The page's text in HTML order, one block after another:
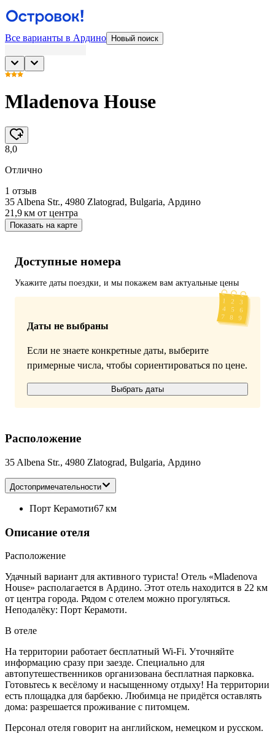
Все варианты в Ардино Новый поиск
Mladenova House
8,0
Отлично
1 отзыв
35 Albena Str., 4980 Zlatograd, Bulgaria, Ардино
21,9 км от центра
Показать на карте
Доступные номера
Укажите даты поездки, и мы покажем вам актуальные цены
Даты не выбраны
Если не знаете конкретные даты, выберите
примерные числа, чтобы сориентироваться по цене.
Выбрать даты
Расположение
35 Albena Str., 4980 Zlatograd, Bulgaria, Ардино
Достопримечательности
Порт Керамоти67 км
Описание отеля
Расположение
Удачный вариант для активного туриста! Отель «Mladenova
House» располагается в Ардино. Этот отель находится в 22 км
от центра города. Рядом с отелем можно прогуляться.
Неподалёку: Порт Керамоти.
В отеле
На территории работает бесплатный Wi-Fi. Уточняйте
информацию сразу при заезде. Специально для
автопутешественников организована бесплатная парковка.
Готовьтесь к весёлому и насыщенному отдыху! На территории
есть площадка для барбекю. Любимца не придётся оставлять
дома: разрешается проживание с питомцем.
Персонал отеля говорит на английском, немецком и русском.